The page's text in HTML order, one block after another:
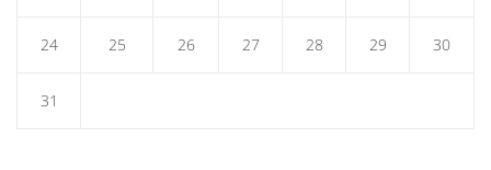
24 25 26 27 28 29 30
31